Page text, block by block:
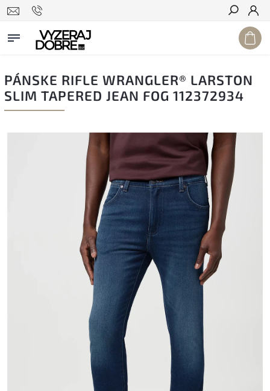
Hľadať
PÁNSKE RIFLE WRANGLER® LARSTON
SLIM TAPERED JEAN FOG 112372934